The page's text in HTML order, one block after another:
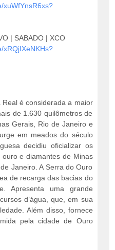
xuWfYnsR6xs?
| SABADO | XCO
xRQjIXeNKHs?
é considerada a maior
de 1.630 quilômetros de
Gerais, Rio de Janeiro e
em meados do século
decidiu oficializar os
e diamantes de Minas
Janeiro. A Serra do Ouro
de recarga das bacias do
Apresenta uma grande
d’água, que, em sua
Além disso, fornece
pela cidade de Ouro